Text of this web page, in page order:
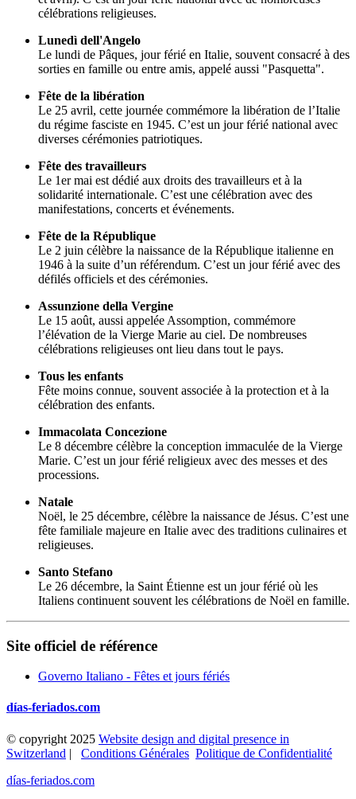
célébrations religieuses.
Lunedì dell'Angelo
Le lundi de Pâques, jour férié en Italie, souvent consacré à des
sorties en famille ou entre amis, appelé aussi "Pasquetta".
Fête de la libération
Le 25 avril, cette journée commémore la libération de l’Italie
du régime fasciste en 1945. C’est un jour férié national avec
diverses cérémonies patriotiques.
Fête des travailleurs
Le 1er mai est dédié aux droits des travailleurs et à la
solidarité internationale. C’est une célébration avec des
manifestations, concerts et événements.
Fête de la République
Le 2 juin célèbre la naissance de la République italienne en
1946 à la suite d’un référendum. C’est un jour férié avec des
défilés officiels et des cérémonies.
Assunzione della Vergine
Le 15 août, aussi appelée Assomption, commémore
l’élévation de la Vierge Marie au ciel. De nombreuses
célébrations religieuses ont lieu dans tout le pays.
Tous les enfants
Fête moins connue, souvent associée à la protection et à la
célébration des enfants.
Immacolata Concezione
Le 8 décembre célèbre la conception immaculée de la Vierge
Marie. C’est un jour férié religieux avec des messes et des
processions.
Natale
Noël, le 25 décembre, célèbre la naissance de Jésus. C’est une
fête familiale majeure en Italie avec des traditions culinaires et
religieuses.
Santo Stefano
Le 26 décembre, la Saint Étienne est un jour férié où les
Italiens continuent souvent les célébrations de Noël en famille.
Site officiel de référence
Governo Italiano - Fêtes et jours fériés
días-feriados.com
© copyright 2025 Website design and digital presence in
Switzerland | Conditions Générales Politique de Confidentialité
días-feriados.com